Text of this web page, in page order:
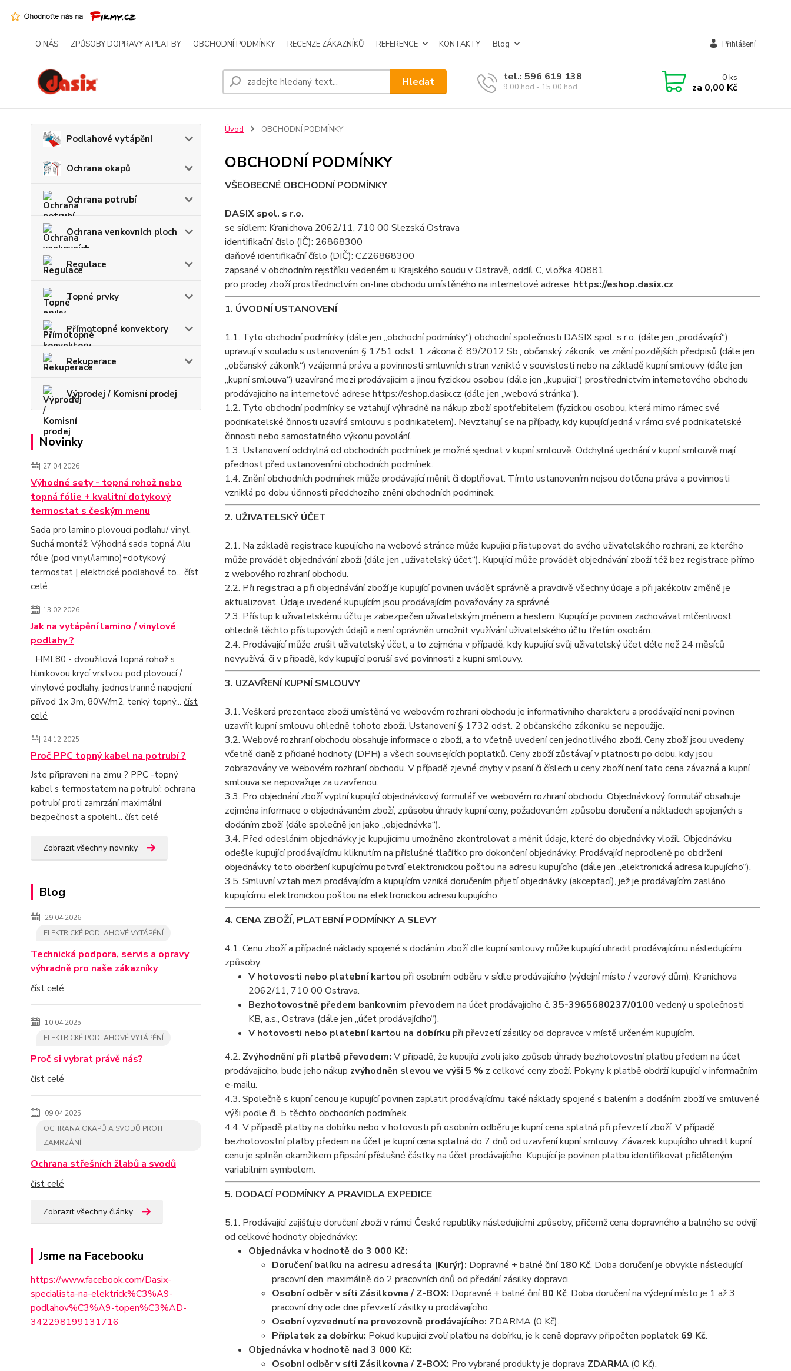
O NÁS ZPŮSOBY DOPRAVY A PLATBY OBCHODNÍ PODMÍNKY RECENZE ZÁKAZNÍKŮ REFERENCE KONTAKTY Blog Přihlášení
Hledat tel.: 596 619 138
9.00 hod - 15.00 hod.
0ks
za 0,00 Kč
Podlahové vytápění
Ochrana okapů
Ochrana potrubí
Ochrana venkovních ploch
Regulace
Topné prvky
Přímotopné konvektory
Rekuperace
Výprodej / Komisní prodej
Novinky
27.04.2026
Výhodné sety - topná rohož nebo
topná fólie + kvalitní dotykový
termostat s českým menu
Sada pro lamino plovoucí podlahu/ vinyl.
Suchá montáž: Výhodná sada topná Alu
fólie (pod vinyl/lamino)+dotykový
termostat | elektrické podlahové to... číst
celé
13.02.2026
Jak na vytápění lamino / vinylové
podlahy ?
HML80 - dvoužilová topná rohož s
hlinikovou krycí vrstvou pod plovoucí /
vinylové podlahy, jednostranné napojení,
přívod 1x 3m, 80W/m2, tenký topný... číst
celé
24.12.2025
Proč PPC topný kabel na potrubí ?
Jste připraveni na zimu ? PPC -topný
kabel s termostatem na potrubí: ochrana
potrubí proti zamrzání maximální
bezpečnost a spolehl... číst celé
Zobrazit všechny novinky
Blog
29.04.2026
ELEKTRICKÉ PODLAHOVÉ VYTÁPĚNÍ
Technická podpora, servis a opravy
výhradně pro naše zákazníky
číst celé
10.04.2025
ELEKTRICKÉ PODLAHOVÉ VYTÁPĚNÍ
Proč si vybrat právě nás?
číst celé
09.04.2025
OCHRANA OKAPŮ A SVODŮ PROTI
ZAMRZÁNÍ
Ochrana střešních žlabů a svodů
číst celé
Zobrazit všechny články
Jsme na Facebooku
https://www.facebook.com/Dasix-
specialista-na-elektrick%C3%A9-
podlahov%C3%A9-topen%C3%AD-
342298199131716
Úvod OBCHODNÍ PODMÍNKY
OBCHODNÍ PODMÍNKY
VŠEOBECNÉ OBCHODNÍ PODMÍNKY
DASIX spol. s r.o.
se sídlem: Kranichova 2062/11, 710 00 Slezská Ostrava
identifikační číslo (IČ): 26868300
daňové identifikační číslo (DIČ): CZ26868300
zapsané v obchodním rejstříku vedeném u Krajského soudu v Ostravě, oddíl C, vložka 40881
pro prodej zboží prostřednictvím on-line obchodu umístěného na internetové adrese: https://eshop.dasix.cz
1. ÚVODNÍ USTANOVENÍ
1.1. Tyto obchodní podmínky (dále jen „obchodní podmínky“) obchodní společnosti DASIX spol. s r.o. (dále jen „prodávající“)
upravují v souladu s ustanovením § 1751 odst. 1 zákona č. 89/2012 Sb., občanský zákoník, ve znění pozdějších předpisů (dále jen
„občanský zákoník“) vzájemná práva a povinnosti smluvních stran vzniklé v souvislosti nebo na základě kupní smlouvy (dále jen
„kupní smlouva“) uzavírané mezi prodávajícím a jinou fyzickou osobou (dále jen „kupující“) prostřednictvím internetového obchodu
prodávajícího na internetové adrese https://eshop.dasix.cz (dále jen „webová stránka“).
1.2. Tyto obchodní podmínky se vztahují výhradně na nákup zboží spotřebitelem (fyzickou osobou, která mimo rámec své
podnikatelské činnosti uzavírá smlouvu s podnikatelem). Nevztahují se na případy, kdy kupující jedná v rámci své podnikatelské
činnosti nebo samostatného výkonu povolání.
1.3. Ustanovení odchylná od obchodních podmínek je možné sjednat v kupní smlouvě. Odchylná ujednání v kupní smlouvě mají
přednost před ustanoveními obchodních podmínek.
1.4. Znění obchodních podmínek může prodávající měnit či doplňovat. Tímto ustanovením nejsou dotčena práva a povinnosti
vzniklá po dobu účinnosti předchozího znění obchodních podmínek.
2. UŽIVATELSKÝ ÚČET
2.1. Na základě registrace kupujícího na webové stránce může kupující přistupovat do svého uživatelského rozhraní, ze kterého
může provádět objednávání zboží (dále jen „uživatelský účet“). Kupující může provádět objednávání zboží též bez registrace přímo
z webového rozhraní obchodu.
2.2. Při registraci a při objednávání zboží je kupující povinen uvádět správně a pravdivě všechny údaje a při jakékoliv změně je
aktualizovat. Údaje uvedené kupujícím jsou prodávajícím považovány za správné.
2.3. Přístup k uživatelskému účtu je zabezpečen uživatelským jménem a heslem. Kupující je povinen zachovávat mlčenlivost
ohledně těchto přístupových údajů a není oprávněn umožnit využívání uživatelského účtu třetím osobám.
2.4. Prodávající může zrušit uživatelský účet, a to zejména v případě, kdy kupující svůj uživatelský účet déle než 24 měsíců
nevyužívá, či v případě, kdy kupující poruší své povinnosti z kupní smlouvy.
3. UZAVŘENÍ KUPNÍ SMLOUVY
3.1. Veškerá prezentace zboží umístěná ve webovém rozhraní obchodu je informativního charakteru a prodávající není povinen
uzavřít kupní smlouvu ohledně tohoto zboží. Ustanovení § 1732 odst. 2 občanského zákoníku se nepoužije.
3.2. Webové rozhraní obchodu obsahuje informace o zboží, a to včetně uvedení cen jednotlivého zboží. Ceny zboží jsou uvedeny
včetně daně z přidané hodnoty (DPH) a všech souvisejících poplatků. Ceny zboží zůstávají v platnosti po dobu, kdy jsou
zobrazovány ve webovém rozhraní obchodu. V případě zjevné chyby v psaní či číslech u ceny zboží není tato cena závazná a kupní
smlouva se nepovažuje za uzavřenou.
3.3. Pro objednání zboží vyplní kupující objednávkový formulář ve webovém rozhraní obchodu. Objednávkový formulář obsahuje
zejména informace o objednávaném zboží, způsobu úhrady kupní ceny, požadovaném způsobu doručení a nákladech spojených s
dodáním zboží (dále společně jen jako „objednávka“).
3.4. Před odesláním objednávky je kupujícímu umožněno zkontrolovat a měnit údaje, které do objednávky vložil. Objednávku
odešle kupující prodávajícímu kliknutím na příslušné tlačítko pro dokončení objednávky. Prodávající neprodleně po obdržení
objednávky toto obdržení kupujícímu potvrdí elektronickou poštou na adresu kupujícího (dále jen „elektronická adresa kupujícího“).
3.5. Smluvní vztah mezi prodávajícím a kupujícím vzniká doručením přijetí objednávky (akceptací), jež je prodávajícím zasláno
kupujícímu elektronickou poštou na elektronickou adresu kupujícího.
4. CENA ZBOŽÍ, PLATEBNÍ PODMÍNKY A SLEVY
4.1. Cenu zboží a případné náklady spojené s dodáním zboží dle kupní smlouvy může kupující uhradit prodávajícímu následujícími
způsoby:
V hotovosti nebo platební kartou při osobním odběru v sídle prodávajícího (výdejní místo / vzorový dům): Kranichova
2062/11, 710 00 Ostrava.
Bezhotovostně předem bankovním převodem na účet prodávajícího č. 35-3965680237/0100 vedený u společnosti
KB, a.s., Ostrava (dále jen „účet prodávajícího“).
V hotovosti nebo platební kartou na dobírku při převzetí zásilky od dopravce v místě určeném kupujícím.
4.2. Zvýhodnění při platbě převodem: V případě, že kupující zvolí jako způsob úhrady bezhotovostní platbu předem na účet
prodávajícího, bude jeho nákup zvýhodněn slevou ve výši 5 % z celkové ceny zboží. Pokyny k platbě obdrží kupující v informačním
e-mailu.
4.3. Společně s kupní cenou je kupující povinen zaplatit prodávajícímu také náklady spojené s balením a dodáním zboží ve smluvené
výši podle čl. 5 těchto obchodních podmínek.
4.4. V případě platby na dobírku nebo v hotovosti při osobním odběru je kupní cena splatná při převzetí zboží. V případě
bezhotovostní platby předem na účet je kupní cena splatná do 7 dnů od uzavření kupní smlouvy. Závazek kupujícího uhradit kupní
cenu je splněn okamžikem připsání příslušné částky na účet prodávajícího. Kupující je povinen platbu identifikovat přiděleným
variabilním symbolem.
5. DODACÍ PODMÍNKY A PRAVIDLA EXPEDICE
5.1. Prodávající zajišťuje doručení zboží v rámci České republiky následujícími způsoby, přičemž cena dopravného a balného se odvíjí
od celkové hodnoty objednávky:
Objednávka v hodnotě do 3 000 Kč:
Doručení balíku na adresu adresáta (Kurýr): Dopravné + balné činí 180 Kč. Doba doručení je obvykle následující
pracovní den, maximálně do 2 pracovních dnů od předání zásilky dopravci.
Osobní odběr v síti Zásilkovna / Z-BOX: Dopravné + balné činí80 Kč. Doba doručení na výdejní místo je 1 až 3
pracovní dny ode dne převzetí zásilky u prodávajícího.
Osobní vyzvednutí na provozovně prodávajícího: ZDARMA (0 Kč).
Příplatek za dobírku: Pokud kupující zvolí platbu na dobírku, je k ceně dopravy připočten poplatek 69 Kč.
Objednávka v hodnotě nad 3 000 Kč:
Osobní odběr v síti Zásilkovna / Z-BOX: Pro vybrané produkty je doprava ZDARMA(0 Kč).